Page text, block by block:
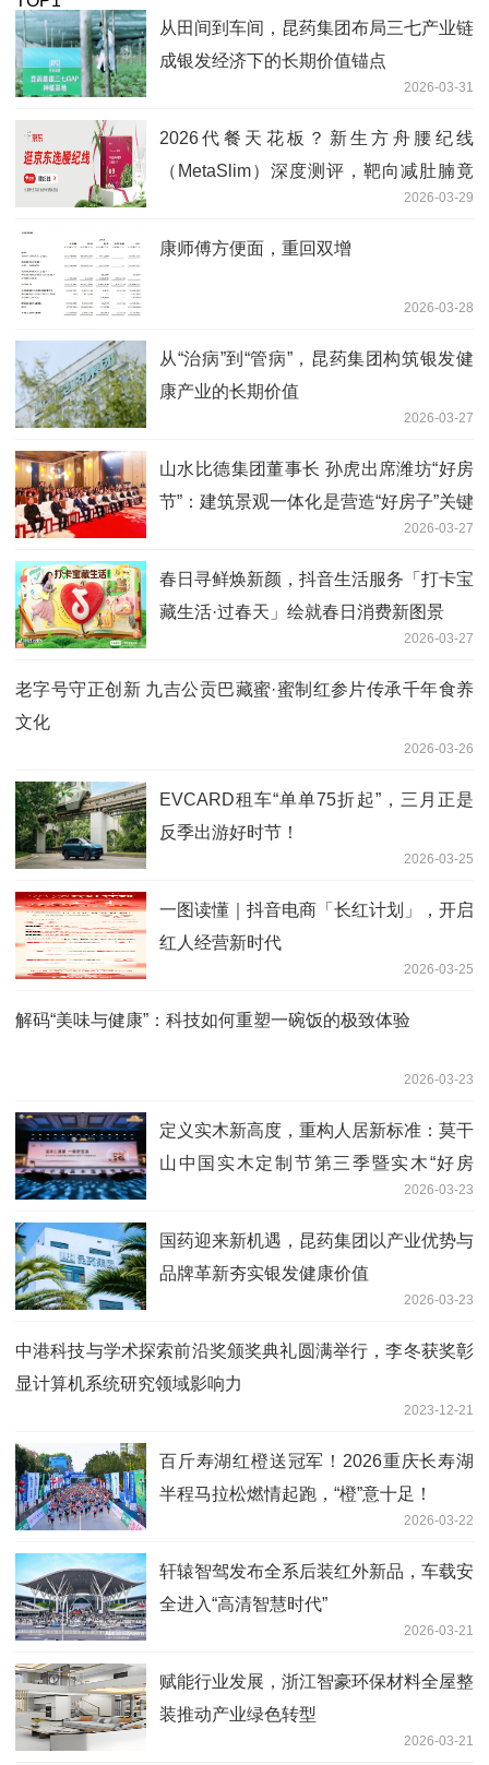
从田间到车间，昆药集团布局三七产业链
成银发经济下的长期价值锚点
2026-03-31
2026代餐天花板？新生方舟腰纪线
（MetaSlim）深度测评，靶向减肚腩竟
2026-03-29
康师傅方便面，重回双增
2026-03-28
从“治病”到“管病”，昆药集团构筑银发健
康产业的长期价值
2026-03-27
山水比德集团董事长 孙虎出席潍坊“好房
节”：建筑景观一体化是营造“好房子”关键
2026-03-27
春日寻鲜焕新颜，抖音生活服务「打卡宝
藏生活·过春天」绘就春日消费新图景
2026-03-27
老字号守正创新 九吉公贡巴藏蜜·蜜制红参片传承千年食养
文化
2026-03-26
EVCARD租车“单单75折起”，三月正是
反季出游好时节！
2026-03-25
一图读懂｜抖音电商「长红计划」，开启
红人经营新时代
2026-03-25
解码“美味与健康”：科技如何重塑一碗饭的极致体验
2026-03-23
定义实木新高度，重构人居新标准：莫干
山中国实木定制节第三季暨实木“好房
子”7M标准发布会在德清盛大举行2026-03-23
国药迎来新机遇，昆药集团以产业优势与
品牌革新夯实银发健康价值
2026-03-23
中港科技与学术探索前沿奖颁奖典礼圆满举行，李冬获奖彰
显计算机系统研究领域影响力
2023-12-21
百斤寿湖红橙送冠军！2026重庆长寿湖
半程马拉松燃情起跑，“橙”意十足！
2026-03-22
轩辕智驾发布全系后装红外新品，车载安
全进入“高清智慧时代”
2026-03-21
赋能行业发展，浙江智豪环保材料全屋整
装推动产业绿色转型
2026-03-21